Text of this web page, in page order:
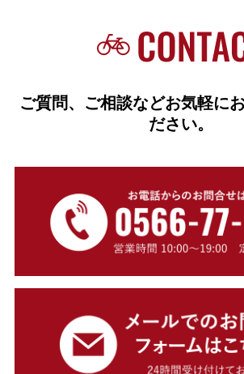
ご質問、ご相談などお気軽に
ださい。